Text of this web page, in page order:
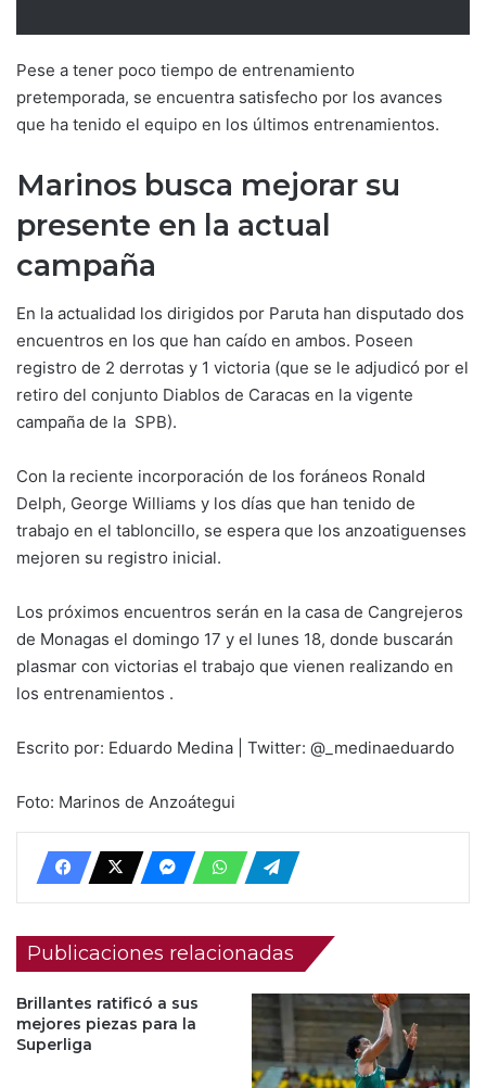
Pese a tener poco tiempo de entrenamiento
pretemporada, se encuentra satisfecho por los avances
que ha tenido el equipo en los últimos entrenamientos.
Marinos busca mejorar su
presente en la actual
campaña
En la actualidad los dirigidos por Paruta han disputado dos
encuentros en los que han caído en ambos. Poseen
registro de 2 derrotas y 1 victoria (que se le adjudicó por el
retiro del conjunto Diablos de Caracas en la vigente
campaña de la SPB).
Con la reciente incorporación de los foráneos Ronald
Delph, George Williams y los días que han tenido de
trabajo en el tabloncillo, se espera que los anzoatiguenses
mejoren su registro inicial.
Los próximos encuentros serán en la casa de Cangrejeros
de Monagas el domingo 17 y el lunes 18, donde buscarán
plasmar con victorias el trabajo que vienen realizando en
los entrenamientos .
Escrito por: Eduardo Medina | Twitter: @_medinaeduardo
Foto: Marinos de Anzoátegui
Publicaciones relacionadas
Brillantes ratificó a sus
mejores piezas para la
Superliga